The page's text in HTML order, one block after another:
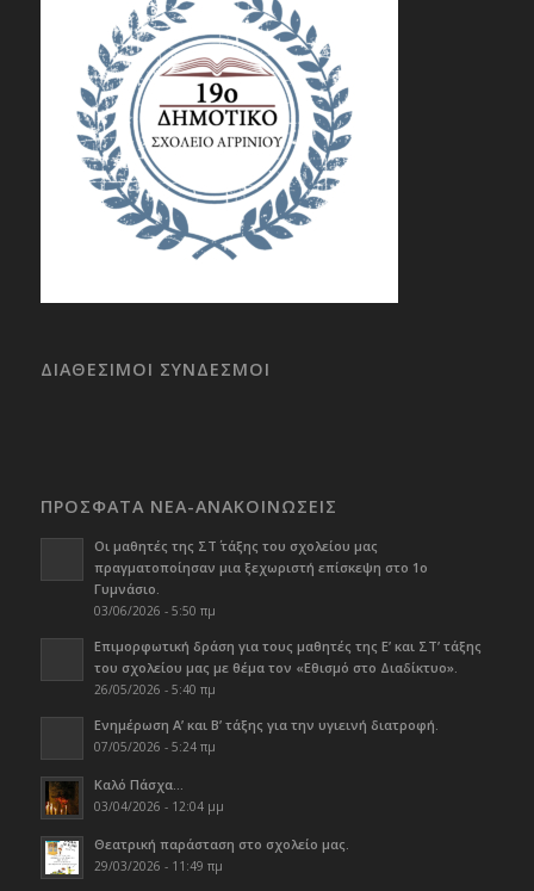
ΔΙΑΘΕΣΙΜΟΙ ΣΥΝΔΕΣΜΟΙ
ΠΡΟΣΦΑΤΑ ΝΕΑ-ΑΝΑΚΟΙΝΩΣΕΙΣ
Οι μαθητές της ΣΤ΄ τάξης του σχολείου μας
πραγματοποίησαν μια ξεχωριστή επίσκεψη στο 1ο
Γυμνάσιο.
03/06/2026 - 5:50 πμ
Επιμορφωτική δράση για τους μαθητές της Ε’ και ΣΤ’ τάξης
του σχολείου μας με θέμα τον «Εθισμό στο Διαδίκτυο».
26/05/2026 - 5:40 πμ
Ενημέρωση Α’ και Β’ τάξης για την υγιεινή διατροφή.
07/05/2026 - 5:24 πμ
Καλό Πάσχα…
03/04/2026 - 12:04 μμ
Θεατρική παράσταση στο σχολείο μας.
29/03/2026 - 11:49 πμ